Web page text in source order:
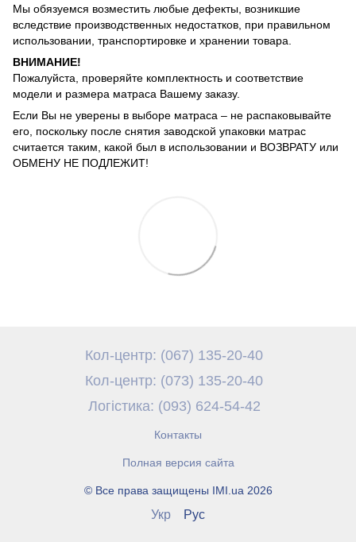
Мы обязуемся возместить любые дефекты, возникшие
вследствие производственных недостатков, при правильном
использовании, транспортировке и хранении товара.
ВНИМАНИЕ!
Пожалуйста, проверяйте комплектность и соответствие
модели и размера матраса Вашему заказу.
Если Вы не уверены в выборе матраса – не распаковывайте
его, поскольку после снятия заводской упаковки матрас
считается таким, какой был в использовании и ВОЗВРАТУ или
ОБМЕНУ НЕ ПОДЛЕЖИТ!
Кол-центр: (067) 135-20-40
Кол-центр: (073) 135-20-40
Логістика: (093) 624-54-42
Контакты
Полная версия сайта
© Все права защищены IMI.ua 2026
Укр Рус